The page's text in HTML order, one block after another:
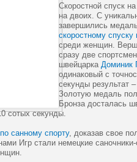
Скоростной спуск
на двоих. С
завершились
скоростному
среди женщин.
сразу две
швейцарка Доминик
одинаковый с
секунды результат
Золотую медаль
Бронза досталась
сотых секунды.
санному спорту, доказав свое
Игр стали немецкие